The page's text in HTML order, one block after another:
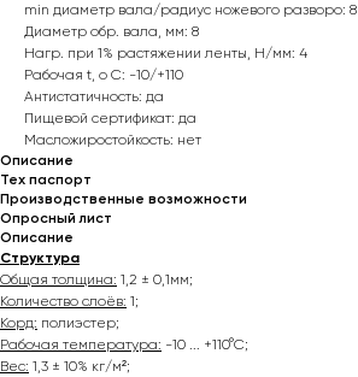
min диаметр вала/радиус ножевого разворо: 8
Диаметр обр. вала, мм: 8
Нагр. при 1% растяжении ленты, Н/мм: 4
Рабочая t, о С: -10/+110
Антистатичность: да
Пищевой сертификат: да
Масложиростойкость: нет
Описание
Тех паспорт
Производственные возможности
Опросный лист
Описание
Структура
Общая толщина: 1,2 ± 0,1мм;
Количество слоёв: 1;
Корд: полиэстер;
Рабочая температура: -10 ... +110°С;
Вес: 1,3 ± 10% кг/м²;